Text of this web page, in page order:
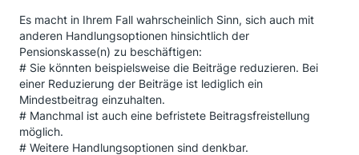
Es macht in Ihrem Fall wahrscheinlich Sinn, sich auch mit
anderen Handlungsoptionen hinsichtlich der
Pensionskasse(n) zu beschäftigen:
# Sie könnten beispielsweise die Beiträge reduzieren. Bei
einer Reduzierung der Beiträge ist lediglich ein
Mindestbeitrag einzuhalten.
# Manchmal ist auch eine befristete Beitragsfreistellung
möglich.
# Weitere Handlungsoptionen sind denkbar.